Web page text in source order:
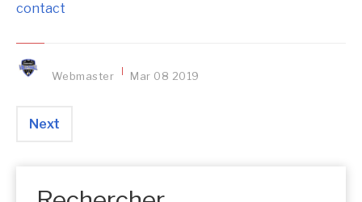
contact
Webmaster Mar 08 2019
Next